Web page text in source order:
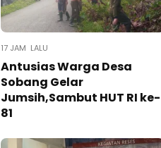
17 JAM LALU
Antusias Warga Desa
Sobang Gelar
Jumsih,Sambut HUT RI ke-
81